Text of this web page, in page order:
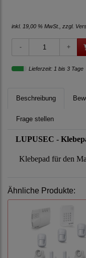
inkl. 19,00 % MwSt., zzgl.
Lieferzeit: 1 bis 3 Tage
Beschreibung
Frage stellen
LUPUSEC -
Klebepad für den
Ähnliche Produkte: